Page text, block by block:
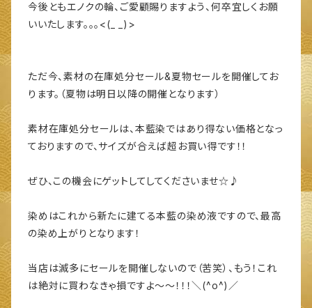
今後ともエノクの輪、ご愛顧賜りますよう、何卒宜しくお願
いいたします。。。<(_ _)>
ただ今、素材の在庫処分セール&夏物セールを開催してお
ります。（夏物は明日以降の開催となります）
素材在庫処分セールは、本藍染ではあり得ない価格となっ
ておりますので、サイズが合えば超お買い得です！！
ぜひ、この機会にゲットしてしてくださいませ☆♪
染めはこれから新たに建てる本藍の染め液ですので、最高
の染め上がりとなります！
当店は滅多にセールを開催しないので（苦笑）、もう！これ
は絶対に買わなきゃ損ですよ～～！！！＼(^o^)／